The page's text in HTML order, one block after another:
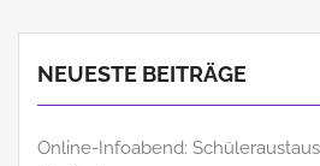
NEUESTE BEITRÄGE
Online-Infoabend: